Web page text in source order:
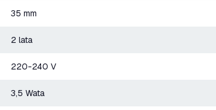
35 mm
2 lata
220-240 V
3,5 Wata